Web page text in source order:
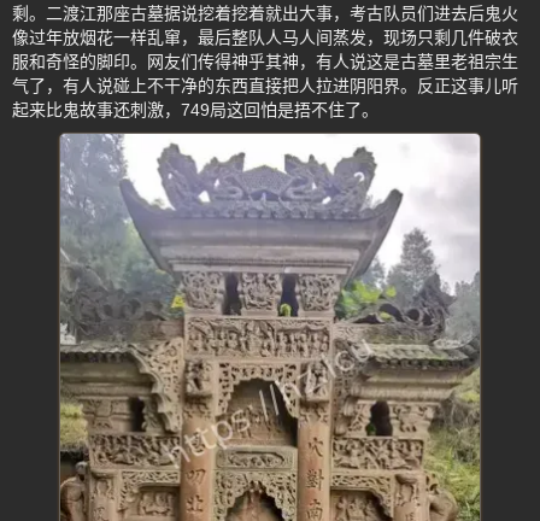
剩。二渡江那座古墓据说挖着挖着就出大事，考古队员们进去后鬼火
像过年放烟花一样乱窜，最后整队人马人间蒸发，现场只剩几件破衣
服和奇怪的脚印。网友们传得神乎其神，有人说这是古墓里老祖宗生
气了，有人说碰上不干净的东西直接把人拉进阴阳界。反正这事儿听
起来比鬼故事还刺激，749局这回怕是捂不住了。